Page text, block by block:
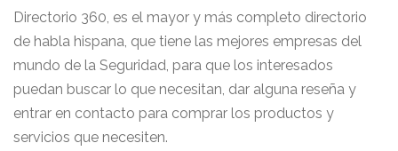
Directorio 360, es el mayor y más completo directorio
de habla hispana, que tiene las mejores empresas del
mundo de la Seguridad, para que los interesados
puedan buscar lo que necesitan, dar alguna reseña y
entrar en contacto para comprar los productos y
servicios que necesiten.